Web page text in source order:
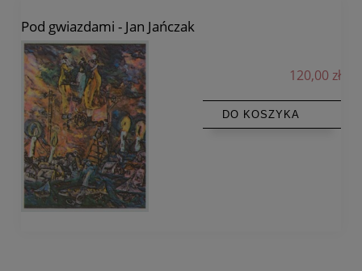
Pod gwiazdami - Jan Jańczak
120,00 zł
DO KOSZYKA